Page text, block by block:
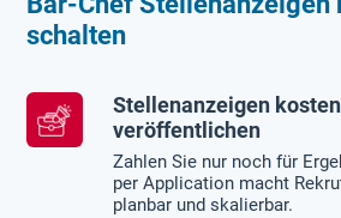
schalten
Stellenanzeigen
veröffentlichen
Zahlen Sie nur noch für
per Application macht
planbar und skalierbar.